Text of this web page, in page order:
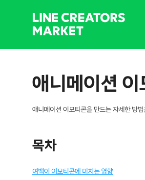
애니메이션
애니메이션 이모티콘을 만드는 자세한 방
목차
여백이 이모티콘에 미치는 영향